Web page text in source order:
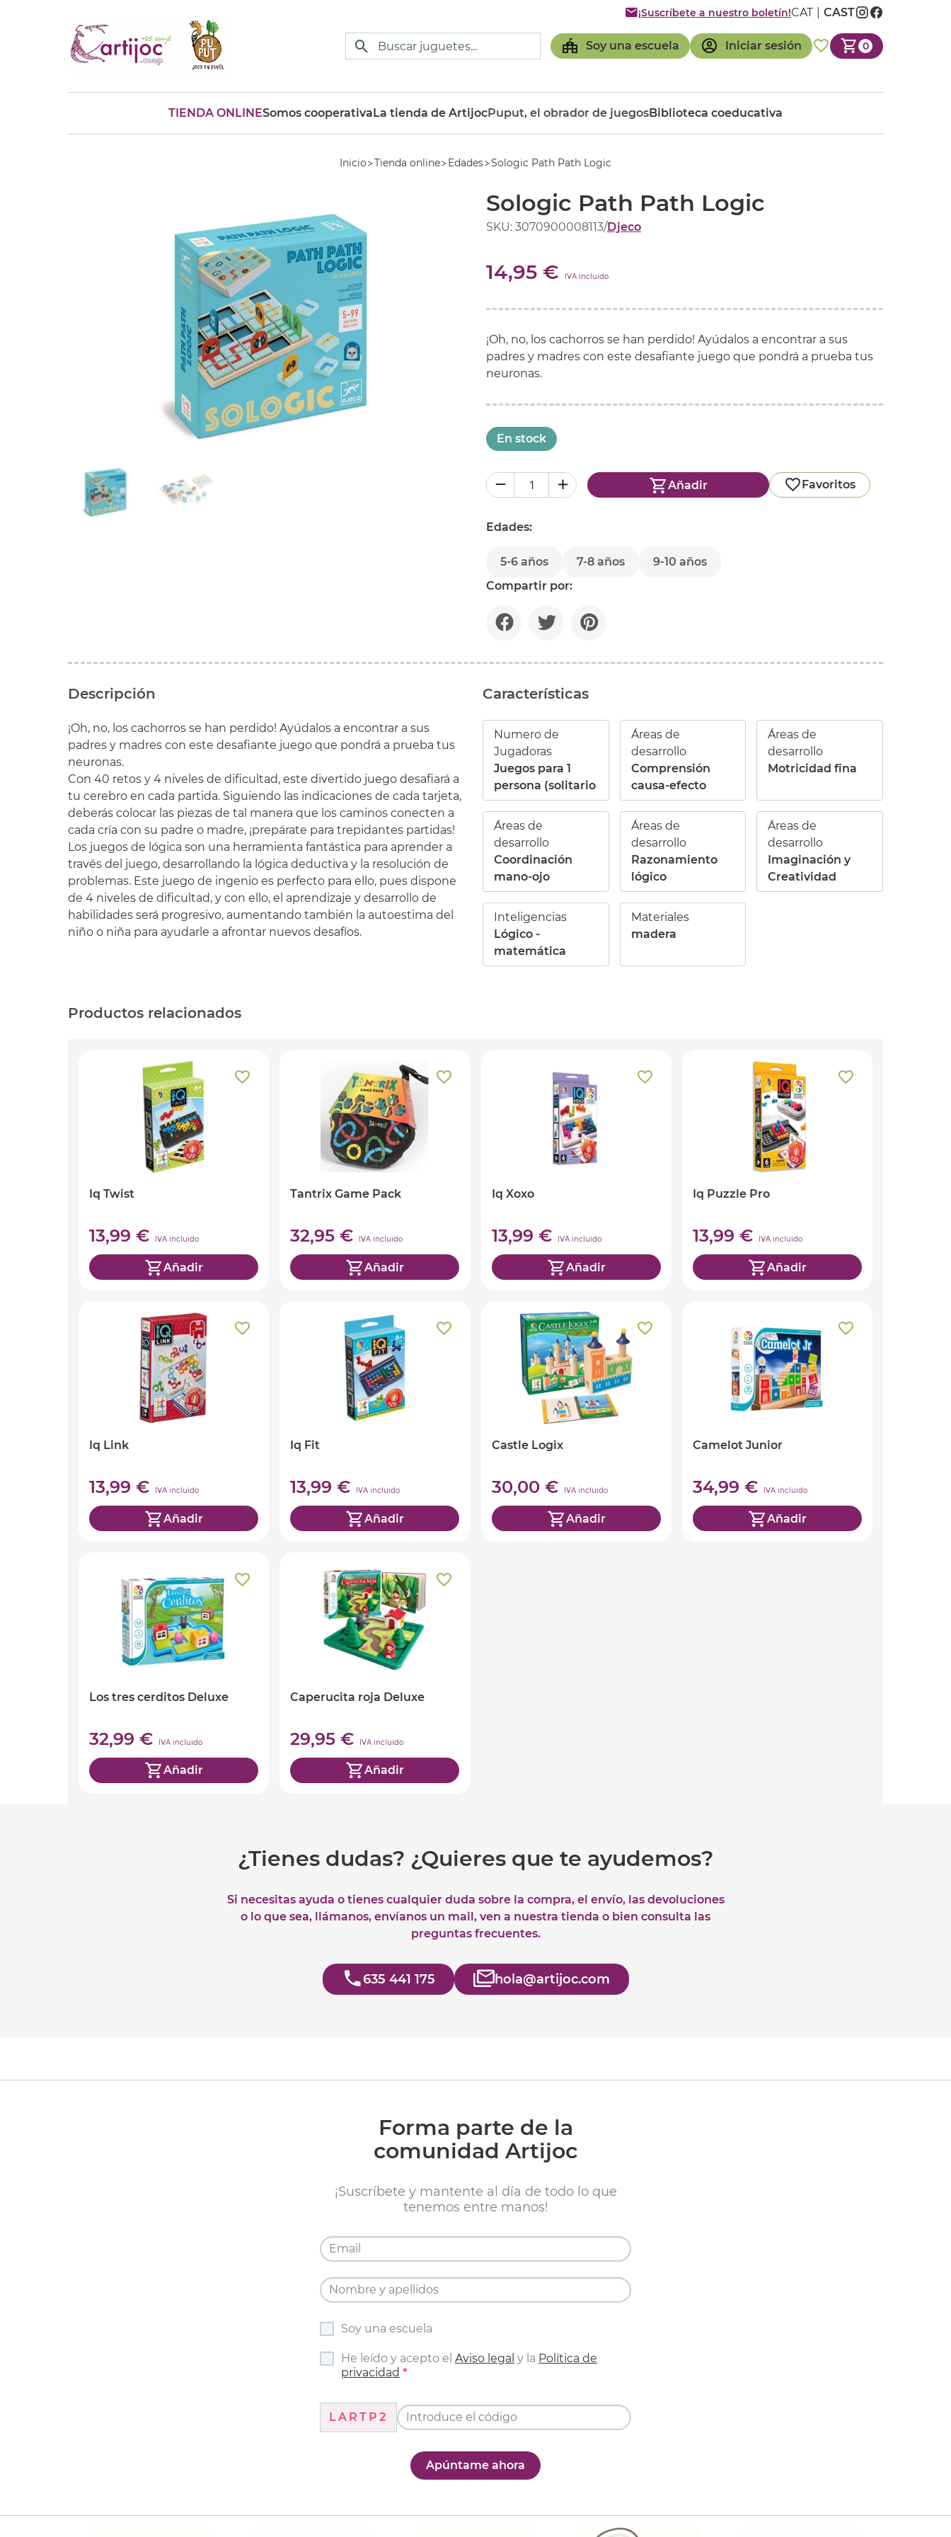
Soy una escuela Iniciar sesión 0
¡Suscríbete a nuestro boletín!CAT CAST
TIENDA ONLINESomos cooperativaLa tienda de ArtijocPuput, el obrador de juegosBiblioteca coeducativa
Inicio Tienda online Edades Sologic Path Path Logic
Sologic Path Path Logic
SKU: 3070900008113/Djeco
14,95 € IVA incluido
¡Oh, no, los cachorros se han perdido! Ayúdalos a encontrar a sus
padres y madres con este desafiante juego que pondrá a prueba tus
neuronas.
En stock
Añadir Favoritos
Edades:
5-6 años 7-8 años
9-10 años
Compartir por:
Descripción
¡Oh, no, los cachorros se han perdido! Ayúdalos a encontrar a sus
padres y madres con este desafiante juego que pondrá a prueba tus
neuronas.
Con 40 retos y 4 niveles de dificultad, este divertido juego desafiará a
tu cerebro en cada partida. Siguiendo las indicaciones de cada tarjeta,
deberás colocar las piezas de tal manera que los caminos conecten a
cada cría con su padre o madre, ¡prepárate para trepidantes partidas!
Los juegos de lógica son una herramienta fantástica para aprender a
través del juego, desarrollando la lógica deductiva y la resolución de
problemas. Este juego de ingenio es perfecto para ello, pues dispone
de 4 niveles de dificultad, y con ello, el aprendizaje y desarrollo de
habilidades será progresivo, aumentando también la autoestima del
niño o niña para ayudarle a afrontar nuevos desafíos.
Características
Numero de
Jugadoras
Juegos para 1
persona (solitario
Áreas de
desarrollo
Comprensión
causa-efecto
Áreas de
desarrollo
Motricidad fina
Áreas de
desarrollo
Coordinación
mano-ojo
Áreas de
desarrollo
Razonamiento
lógico
Áreas de
desarrollo
Imaginación y
Creatividad
Inteligencias
Lógico -
matemática
Materiales
madera
Productos relacionados
Iq Twist
13,99 € IVA incluido
Añadir
Tantrix Game Pack
32,95 € IVA incluido
Añadir
Iq Xoxo
13,99 € IVA incluido
Añadir
Iq Puzzle Pro
13,99 € IVA incluido
Añadir
Iq Link
13,99 € IVA incluido
Añadir
Iq Fit
13,99 € IVA incluido
Añadir
Castle Logix
30,00 € IVA incluido
Añadir
Camelot Junior
34,99 € IVA incluido
Añadir
Los tres cerditos Deluxe
32,99 € IVA incluido
Añadir
Caperucita roja Deluxe
29,95 € IVA incluido
Añadir
¿Tienes dudas? ¿Quieres que te ayudemos?
Si necesitas ayuda o tienes cualquier duda sobre la compra, el envío, las devoluciones
o lo que sea, llámanos, envíanos un mail, ven a nuestra tienda o bien consulta las
preguntas frecuentes.
635 441 175 hola@artijoc.com
Forma parte de la
comunidad Artijoc
¡Suscríbete y mantente al día de todo lo que
tenemos entre manos!
Soy una escuela
He leído y acepto el Aviso legal y la Política de
privacidad
LARTP2
Apúntame ahora